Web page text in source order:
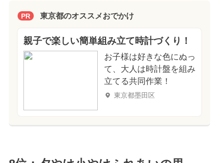
PR 東京都のオススメおでかけ
親子で楽しい簡単組み立て時計づくり！
お子様は好きな色にぬっ
て、大人は時計盤を組み
立てる共同作業！
東京都墨田区